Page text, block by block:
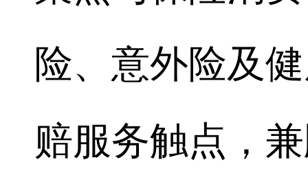
险、意外险及
赔服务触点，